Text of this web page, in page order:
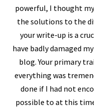
powerful, I thought
the solutions to the
your write-up is a
have badly damaged
blog. Your primary
everything was
done if I had not
possible to at this